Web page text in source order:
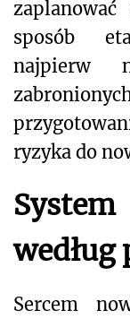
zaplanować
sposób
najpierw
ryzyka do
Sercem